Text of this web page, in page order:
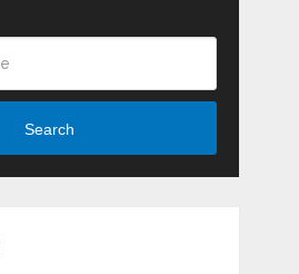
Search